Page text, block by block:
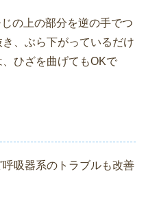
の上の部分を逆の手でつ
、ぶら下がっているだけ
ひざを曲げてもOKで
吸器系のトラブルも改善